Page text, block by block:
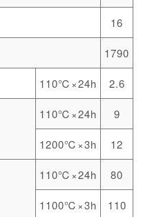
16
1790
110℃×24h 2.6
110℃×24h 9
1200℃×3h 12
110℃×24h 80
1100℃×3h 110